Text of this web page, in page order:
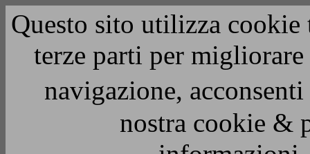
Questo sito utilizza
terze parti per
navigazione,
nostra cookie &